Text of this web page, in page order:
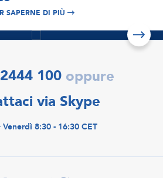
SAPERNE DI PIÙPer saperne di più
100 oppure
via Skype
8:30 - 16:30 CET